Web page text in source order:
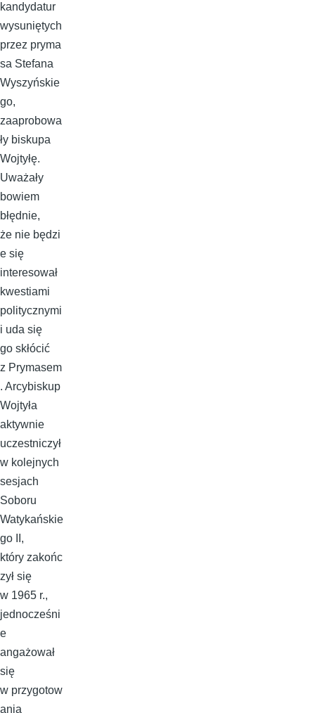
kandydatur
wysuniętych
przez pryma
sa Stefana
Wyszyńskie
go,
zaaprobowa
ły biskupa
Wojtyłę.
Uważały
bowiem
błędnie,
że nie będzi
e się
interesował
kwestiami
politycznymi
i uda się
go skłócić
z Prymasem
. Arcybiskup
Wojtyła
aktywnie
uczestniczył
w kolejnych
sesjach
Soboru
Watykańskie
go II,
który zakońc
zył się
w 1965 r.,
jednocześni
e
angażował
się
w przygotow
ania